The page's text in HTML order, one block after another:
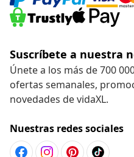
Suscríbete a nuestra
Únete a los más de 700
ofertas semanales,
novedades de vidaXL.
Nuestras redes sociales